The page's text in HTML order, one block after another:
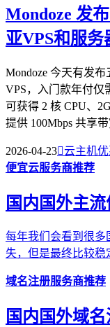
Mondoze 发
亚VPS和服务
Mondoze 今天有发
VPS，入门款年付仅
可获得 2 核 CPU、
提供 100Mbps 共享
2026-04-23云主机优
便宜云服务商推荐
国内国外主
每年我们会看到很多
失，但是最终比较稳
域名注册服务商推荐
国内国外域